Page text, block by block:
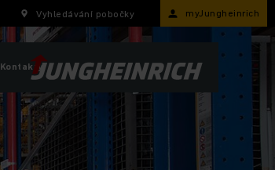
Vyhledávání pobočky myJungheinrich
Kontakty